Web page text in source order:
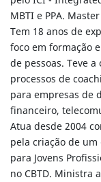
MBTI e PPA.
Tem 18 anos de
foco em formação
de pessoas. Teve
processos de
para empresas de
financeiro,
Atua desde 2004
pela criação de
para Jovens
no CBTD. Ministra